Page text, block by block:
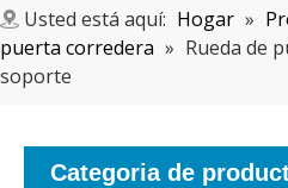
Usted está aquí: Hogar »
puerta corredera » Rueda de
soporte
Categoria de